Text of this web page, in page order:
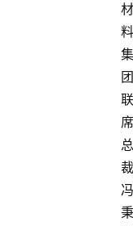
材
料
集
团
联
席
总
裁
冯
秉